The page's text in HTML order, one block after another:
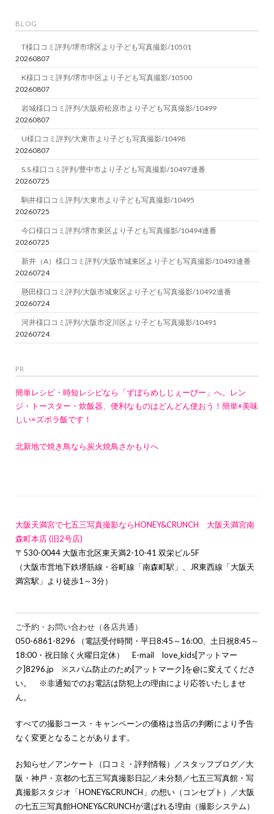
BLOG
T様口コミ評判/堺市堺区より子ども写真撮影/10501
20260807
K様口コミ評判/堺市中区より子ども写真撮影/10500
20260807
岩城様口コミ評判/大阪府松原市より子ども写真撮影/10499
20260807
U様口コミ評判/大東市より子ども写真撮影/10498
20260807
S.S.様口コミ評判/豊中市より子ども写真撮影/10497連番
20260725
駒井様口コミ評判/大東市より子ども写真撮影/10495
20260725
今口様口コミ評判/堺市東区より子ども写真撮影/10494連番
20260725
新井（A）様口コミ評判/大阪市城東区より子ども写真撮影/10493連番
20260724
懸田様口コミ評判/大阪市城東区より子ども写真撮影/10492連番
20260724
河井様口コミ評判/大阪市淀川区より子ども写真撮影/10491
20260724
PR
簡単レシピ・時短レシピなら「ずぼらめしじぇーぴー」へ。レン
ジ・トースター・炊飯器、便利なものはどんどん使おう！簡単+美味
しい=ズボラ飯です！
北新地で焼き鳥なら炭火焼鳥さかもりへ
大阪天満宮で七五三写真撮影ならHONEY&CRUNCH 大阪天満宮南
森町本店 (旧2号店)
〒530-0044 大阪市北区東天満2-10-41 双栄ビル5F
（大阪市営地下鉄堺筋線・谷町線「南森町駅」、JR東西線「大阪天
満宮駅」より徒歩1～3分）
ご予約・お問い合わせ（各店共通）
050-6861-8296 （電話受付時間・平日8:45～16:00、土日祝8:45～
18:00・祝日除く火曜日定休） E-mail love_kids[アットマー
ク]8296.jp ※スパム防止のため[アットマーク]を@に変えてくださ
い。 ※非通知でのお電話は防犯上の理由により応答いたしませ
ん。
すべての撮影コース・キャンペーンの価格は当店の判断により予告
なく変更となることがあります。
お知らせ／アンケート（口コミ・評判情報） ／ スタッフブログ／大
阪・神戸・京都の七五三写真撮影日記／未分類／七五三写真館・写
真撮影スタジオ「HONEY&CRUNCH」の想い（コンセプト）
／大阪
の七五三写真館HONEY&CRUNCHが選ばれる理由（撮影システム）